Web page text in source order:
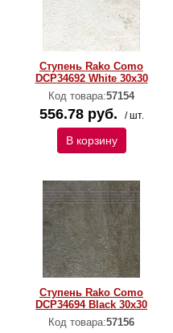
Ступень Rako Como
DCP34692 White 30x30
Код товара:57154
556.78 руб. / шт.
В корзину
Ступень Rako Como
DCP34694 Black 30x30
Код товара:57156